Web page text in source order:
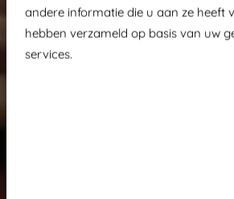
andere informatie die u aan ze heeft
hebben verzameld op basis van uw
services.